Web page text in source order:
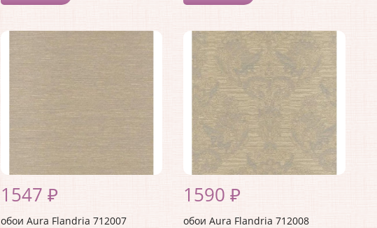
1547 ₽
обои Aura Flandria 712007
1590 ₽
обои Aura Flandria 712008